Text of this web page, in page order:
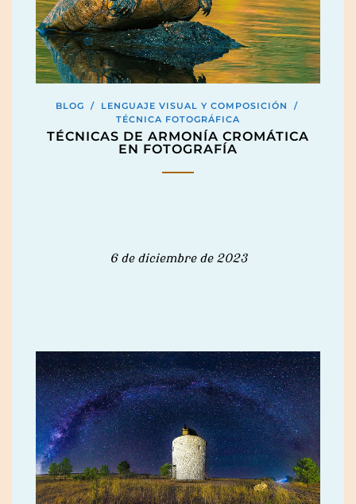
BLOG / LENGUAJE VISUAL Y COMPOSICIÓN
/
TÉCNICA FOTOGRÁFICA
TÉCNICAS DE ARMONÍA CROMÁTICA
EN FOTOGRAFÍA
6 de diciembre de 2023